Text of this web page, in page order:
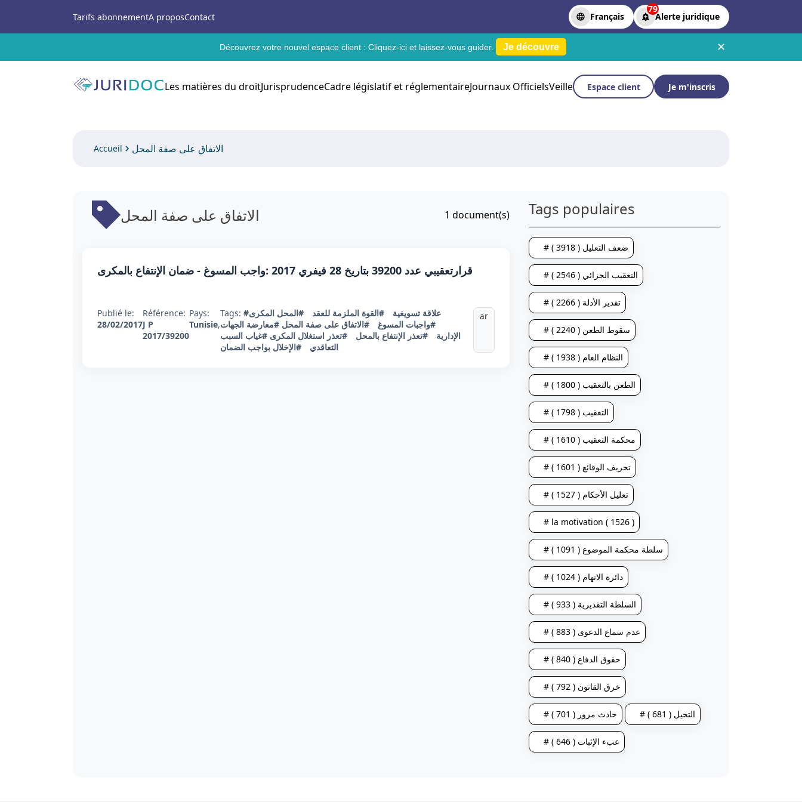
Tarifs abonnementA proposContact Français
79
Alerte juridique
Découvrez votre nouvel espace client : Cliquez-ici et laissez-vous guider. Je découvre ✕
Les matières du droitJurisprudenceCadre législatif et réglementaireJournaux OfficielsVeille Espace client Je m'inscris
Accueil الاتفاق على صفة المحل
الاتفاق على صفة المحل 1 document(s)
قرارتعقيبي عدد 39200 بتاريخ 28 فيفري 2017 :واجب المسوغ - ضمان الإنتفاع بالمكرى
Publié le:
28/02/2017
Référence:
J P
2017/39200
Pays:
Tunisie,
Tags: #علاقة تسويغية #القوة الملزمة للعقد
#المحل المكرى
#واجبات المسوغ
#الاتفاق على صفة المحل #معارضة الجهات
الإدارية
#تعذر الإنتفاع بالمحل #تعذر استغلال المكرى #غياب السبب
التعاقدي
#الإخلال بواجب الضمان
ar
Tags populaires
# ضعف التعليل ( 3918 )
# التعقيب الجزائي ( 2546 )
# تقدير الأدلة ( 2266 )
# سقوط الطعن ( 2240 )
# النظام العام ( 1938 )
# الطعن بالتعقيب ( 1800 )
# التعقيب ( 1798 )
# محكمة التعقيب ( 1610 )
# تحريف الوقائع ( 1601 )
# تعليل الأحكام ( 1527 )
# la motivation ( 1526 )
# سلطة محكمة الموضوع ( 1091 )
# دائرة الاتهام ( 1024 )
# السلطة التقديرية ( 933 )
# عدم سماع الدعوى ( 883 )
# حقوق الدفاع ( 840 )
# خرق القانون ( 792 )
# حادث مرور ( 701 ) # التحيل ( 681 )
# عبء الإثبات ( 646 )